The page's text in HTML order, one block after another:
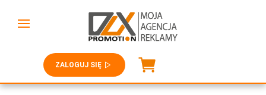
ZALOGUJ SIĘ